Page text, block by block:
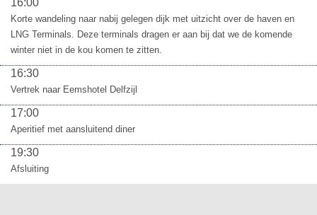
16:00
Korte wandeling naar nabij gelegen dijk met uitzicht over de haven en
LNG Terminals. Deze terminals dragen er aan bij dat we de komende
winter niet in de kou komen te zitten.
16:30
Vertrek naar Eemshotel Delfzijl
17:00
Aperitief met aansluitend diner
19:30
Afsluiting